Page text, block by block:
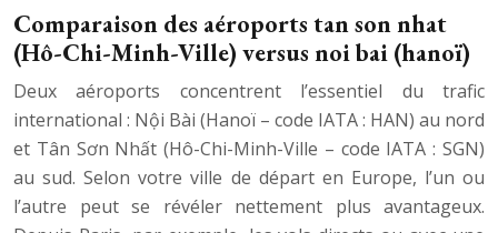
Comparaison des aéroports tan son nhat
(Hô-Chi-Minh-Ville) versus noi bai (hanoï)
Deux aéroports concentrent l’essentiel du trafic
international : Nội Bài (Hanoï – code IATA : HAN) au nord
et Tân Sơn Nhất (Hô-Chi-Minh-Ville – code IATA : SGN)
au sud. Selon votre ville de départ en Europe, l’un ou
l’autre peut se révéler nettement plus avantageux.